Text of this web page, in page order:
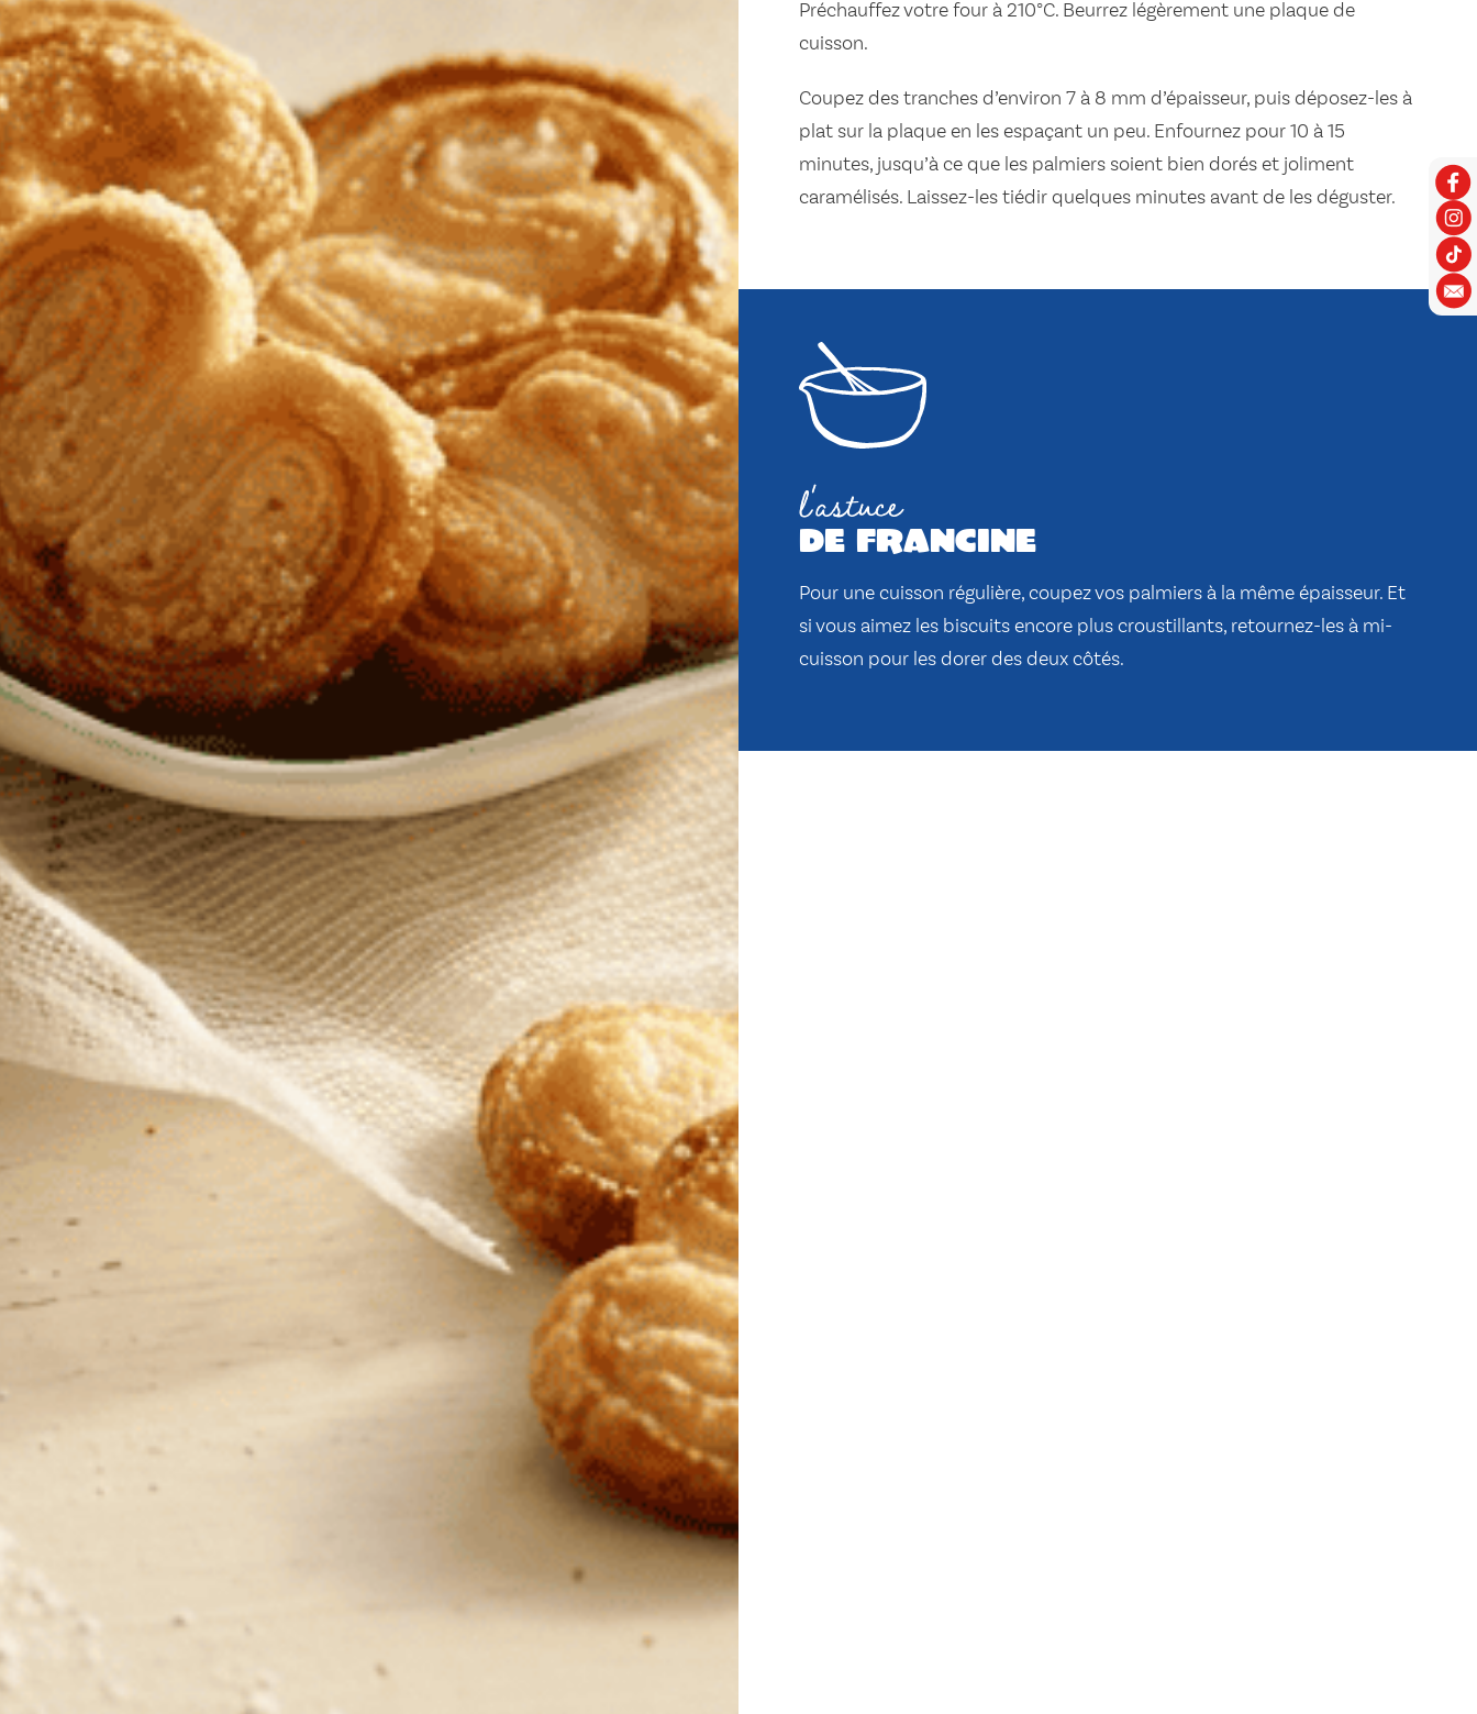
Préchauffez votre four à 210°C. Beurrez légèrement une plaque de
cuisson.
Coupez des tranches d’environ 7 à 8 mm d’épaisseur, puis déposez-les à
plat sur la plaque en les espaçant un peu. Enfournez pour 10 à 15
minutes, jusqu’à ce que les palmiers soient bien dorés et joliment
caramélisés. Laissez-les tiédir quelques minutes avant de les déguster.
l'astuce
de francine
Pour une cuisson régulière, coupez vos palmiers à la même épaisseur. Et
si vous aimez les biscuits encore plus croustillants, retournez-les à mi-
cuisson pour les dorer des deux côtés.